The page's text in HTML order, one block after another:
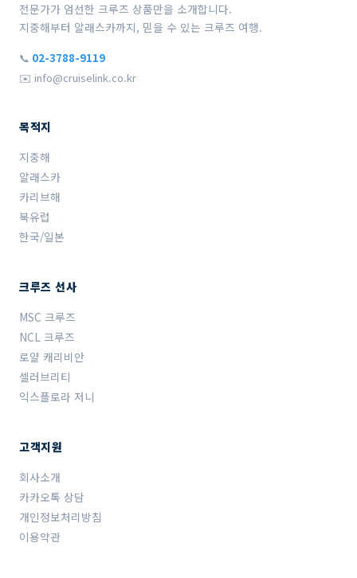
전문가가 엄선한 크루즈 상품만을 소개합니다.
지중해부터 알래스카까지, 믿을 수 있는 크루즈 여행.
📞 02-3788-9119
✉️ info@cruiselink.co.kr
목적지
지중해
알래스카
카리브해
북유럽
한국/일본
크루즈 선사
MSC 크루즈
NCL 크루즈
로얄 캐리비안
셀러브리티
익스플로라 저니
고객지원
회사소개
카카오톡 상담
개인정보처리방침
이용약관